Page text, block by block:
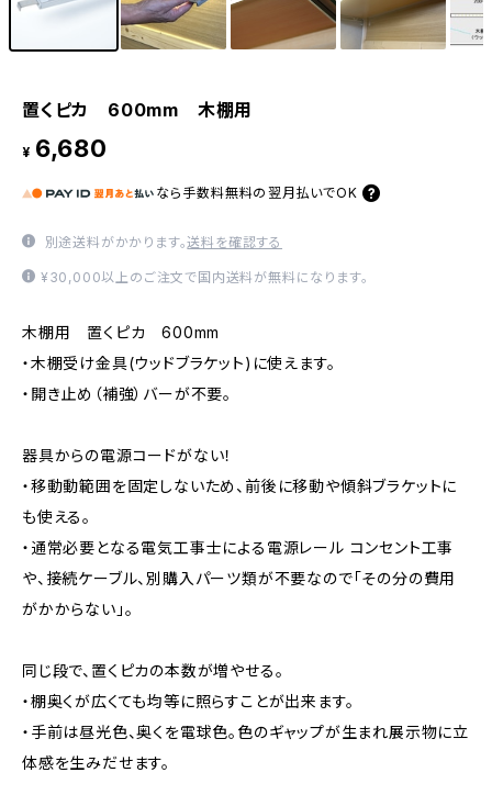
置くピカ 600mm 木棚用
¥ 6,680
なら 手数料無料の 翌月払いでOK
別途送料がかかります。送料を確認する
¥30,000以上のご注文で国内送料が無料になります。
木棚用 置くピカ 600mm
・木棚受け金具(ウッドブラケット)に使えます。
・開き止め（補強）バーが不要。
器具からの電源コードがない！
・移動動範囲を固定しないため、前後に移動や傾斜ブラケットに
も使える。
・通常必要となる電気工事士による電源レール コンセント工事
や、接続ケーブル、別購入パーツ類が不要なので「その分の費用
がかからない」。
同じ段で、置くピカの本数が増やせる。
・棚奥くが広くても均等に照らすことが出来ます。
・手前は昼光色、奥くを電球色。色のギャップが生まれ展示物に立
体感を生みだせます。